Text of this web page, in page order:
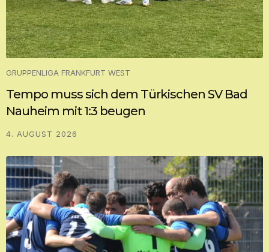
GRUPPENLIGA FRANKFURT WEST
Tempo muss sich dem Türkischen SV Bad
Nauheim mit 1:3 beugen
4. AUGUST 2026